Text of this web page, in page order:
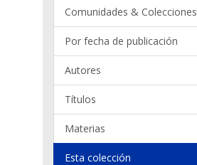
Comunidades & Colecciones
Por fecha de publicación
Autores
Títulos
Materias
Esta colección